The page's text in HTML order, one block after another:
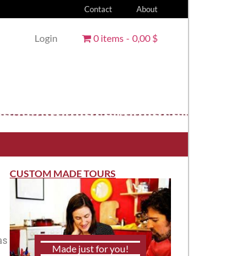
Contact About
Login 0 items 0,00 $
CUSTOM MADE TOURS
Made just for you!